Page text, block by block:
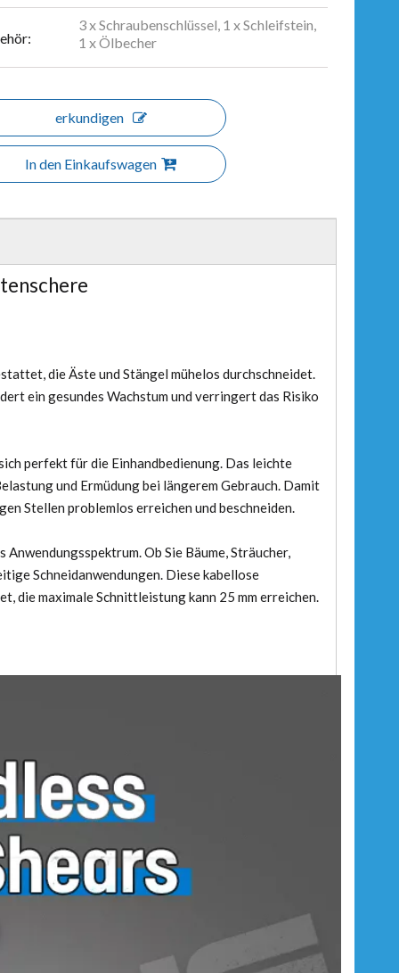
3 x Schraubenschlüssel, 1 x Schleifstein,
1 x Ölbecher
erkundigen
In den Einkaufswagen
die Äste und Stängel mühelos durchschneidet.
ein gesundes Wachstum und verringert das Risiko
perfekt für die Einhandbedienung. Das leichte
und Ermüdung bei längerem Gebrauch. Damit
Stellen problemlos erreichen und beschneiden.
Ob Sie Bäume, Sträucher,
Schneidanwendungen. Diese kabellose
die maximale Schnittleistung kann 25 mm erreichen.